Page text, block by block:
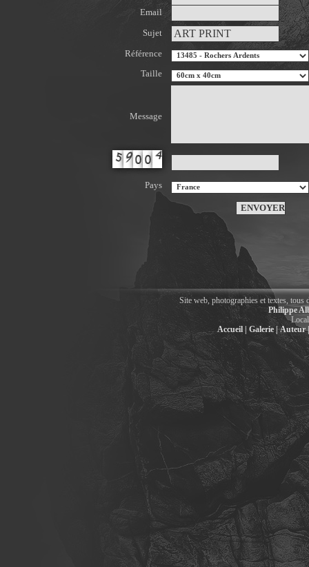
Email
Sujet
Référence
Taille
Message
Pays
Site web, photographies et textes, tous
Philippe
Accueil |
Galerie | Auteur |